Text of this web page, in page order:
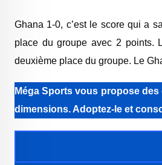
Ghana 1-0, c’est le score qui a
place du groupe avec 2 points.
deuxième place du groupe. Le
Méga Sports vous propose des
dimensions. Adoptez-le et